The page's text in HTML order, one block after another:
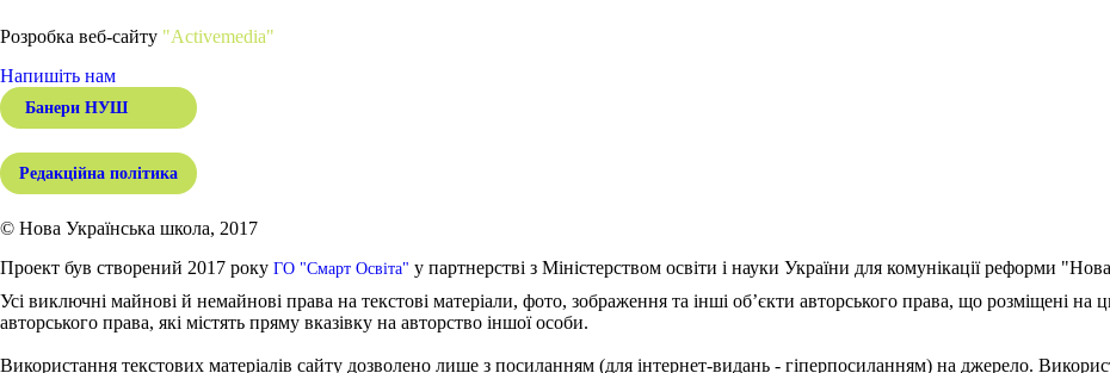
Розробка веб-сайту "Activemedia"
Напишіть нам
Банери НУШ
Редакційна політика
© Нова Українська школа, 2017
Проект був створений 2017 року ГО "Смарт Освіта" у партнерстві з Міністерством освіти і науки України для комунікації реформи
Усі виключні майнові й немайнові права на текстові матеріали, фото, зображення та інші об’єкти авторського права, що розміщені на
авторського права, які містять пряму вказівку на авторство іншої особи.
Використання текстових матеріалів сайту дозволено лише з посиланням (для інтернет-видань - гіперпосиланням) на джерело.